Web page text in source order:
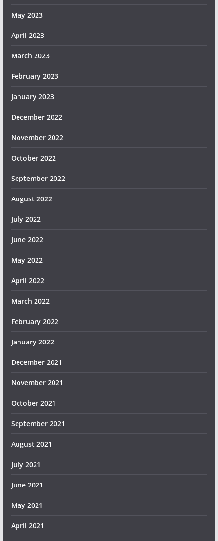
May 2023
April 2023
March 2023
February 2023
January 2023
December 2022
November 2022
October 2022
September 2022
August 2022
July 2022
June 2022
May 2022
April 2022
March 2022
February 2022
January 2022
December 2021
November 2021
October 2021
September 2021
August 2021
July 2021
June 2021
May 2021
April 2021